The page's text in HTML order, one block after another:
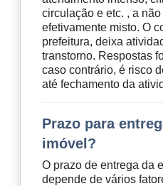
circulação e etc. , a
efetivamente misto. O
prefeitura, deixa
transtorno. Respostas
caso contrário, é risco
até fechamento da
Prazo para
imóvel?
O prazo de entrega da
depende de vários